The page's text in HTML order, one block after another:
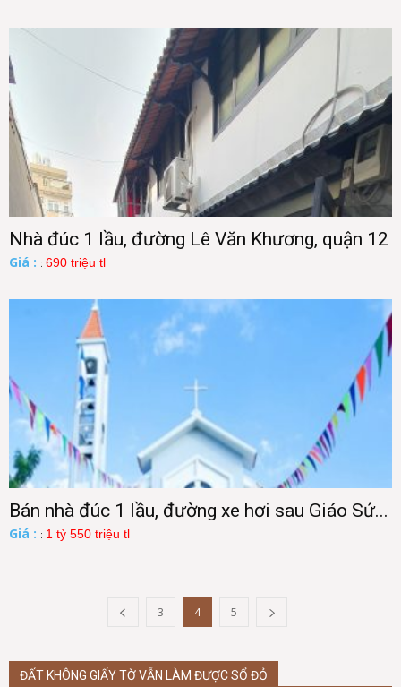
Nhà đúc 1 lầu, đường Lê Văn Khương, quận 12
Giá : : 690 triệu tl
Bán nhà đúc 1 lầu, đường xe hơi sau Giáo Sứ...
Giá : : 1 tỷ 550 triệu tl
3 4 5
ĐẤT KHÔNG GIẤY TỜ VẪN LÀM ĐƯỢC SỔ ĐỎ